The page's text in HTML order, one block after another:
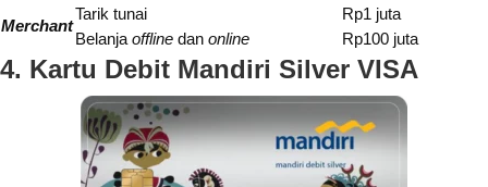
Merchant
Tarik tunai
Rp1 juta
Belanja offline dan online Rp100 juta
4. Kartu Debit Mandiri Silver VISA